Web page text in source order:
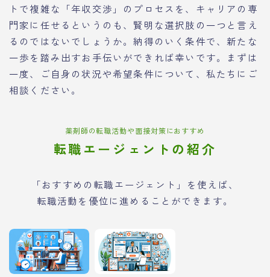
トで複雑な「年収交渉」のプロセスを、キャリアの専
門家に任せるというのも、賢明な選択肢の一つと言え
るのではないでしょうか。納得のいく条件で、新たな
一歩を踏み出すお手伝いができれば幸いです。まずは
一度、ご自身の状況や希望条件について、私たちにご
相談ください。
薬剤師の転職活動や面接対策におすすめ
転職エージェントの紹介
「おすすめの転職エージェント」を使えば、
転職活動を優位に進めることができます。